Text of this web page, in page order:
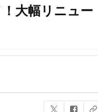
大幅リニュー